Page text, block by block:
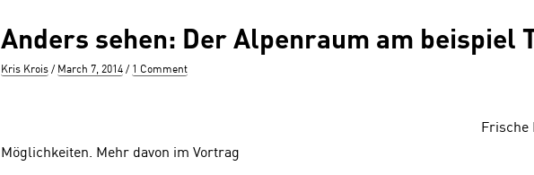
Anders sehen: Der Alpenraum am beispiel
Author
Kris Krois
Posted
March 7, 2014 1 Comment
Frische
Möglichkeiten. Mehr davon im Vortrag